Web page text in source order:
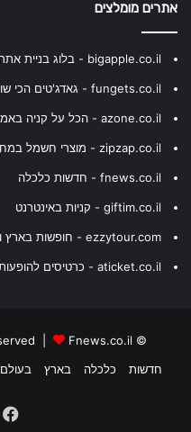
אתרים מומלצים
bigapple.co.il - בלוג בניית אתרים
fungets.co.il - גאדג'טים הכי שווים
azone.co.il - הכל על קניה באמזון
zipzap.co.il - מוצרי חשמל במחירים הגיוניים
fnews.co.il - חדשות כלכלה
giftim.co.il - קניות באינטרנט
ezzytour.com - חופשות בארץ ובעולם
aticket.co.il - כרטיסים להופעות
© Copyright 2026, All Rights Reserved |
Fnews.co.il
חדשות
כלכלה בארץ בעולם